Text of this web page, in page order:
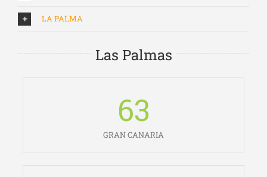
LA PALMA
Las Palmas
63
GRAN CANARIA